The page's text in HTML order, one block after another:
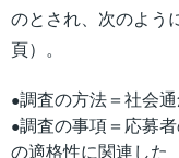
のとされ、次のよう
頁）。
●調査の方法＝社会
●調査の事項＝応募
の適格性に